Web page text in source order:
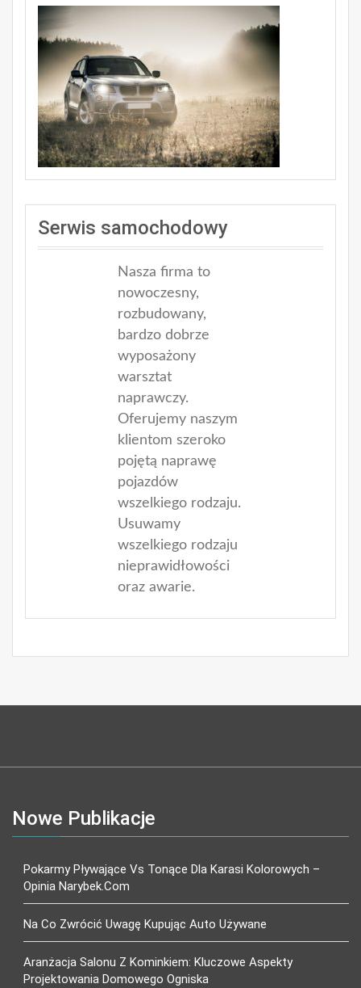
Serwis samochodowy
Nasza firma to
nowoczesny,
rozbudowany,
bardzo dobrze
wyposażony
warsztat
naprawczy.
Oferujemy naszym
klientom szeroko
pojętą naprawę
pojazdów
wszelkiego rodzaju.
Usuwamy
wszelkiego rodzaju
nieprawidłowości
oraz awarie.
Nowe Publikacje
Pokarmy Pływające Vs Tonące Dla Karasi Kolorowych –
Opinia Narybek.com
Na Co Zwrócić Uwagę Kupując Auto Używane
Aranżacja Salonu Z Kominkiem: Kluczowe Aspekty
Projektowania Domowego Ogniska